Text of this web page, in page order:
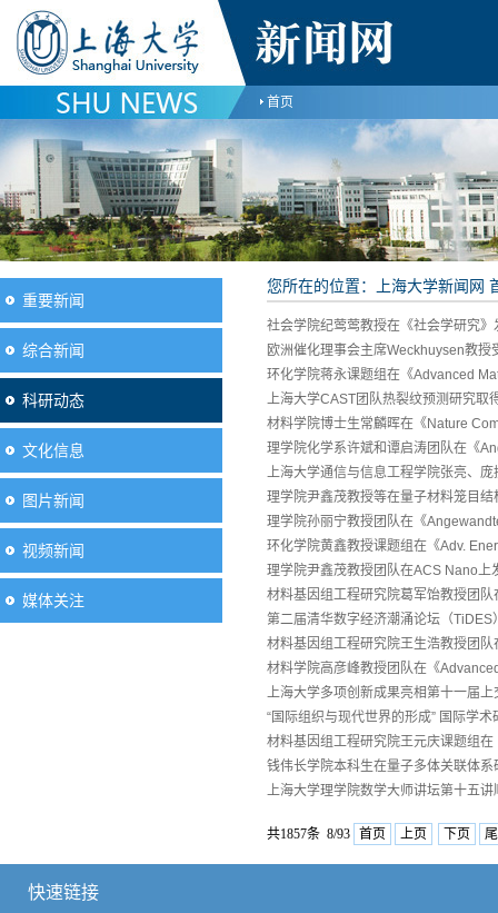
首页
重要新闻
综合新闻
科研动态
文化信息
图片新闻
视频新闻
媒体关注
您所在的位置： 上海大学新闻网
社会学院纪莺莺教授在《社会学研究
欧洲催化理事会主席Weckhuysen教
环化学院蒋永课题组在《Advanced
上海大学CAST团队热裂纹预测研究取
材料学院博士生常麟晖在《Nature
理学院化学系许斌和谭启涛团队在《
上海大学通信与信息工程学院张亮、
理学院尹鑫茂教授等在量子材料笼目
理学院孙丽宁教授团队在《
环化学院黄鑫教授课题组在《Adv.
理学院尹鑫茂教授团队在ACS Nano上
材料基因组工程研究院葛军饴教授团
第二届清华数字经济潮涌论坛（
材料基因组工程研究院王生浩教授团
材料学院高彦峰教授团队在《
上海大学多项创新成果亮相第十一届
“国际组织与现代世界的形成” 国际学
材料基因组工程研究院王元庆课题组
钱伟长学院本科生在量子多体关联体
上海大学理学院数学大师讲坛第十五讲
共1857条 8/93 首页 上页 下页
快速链接